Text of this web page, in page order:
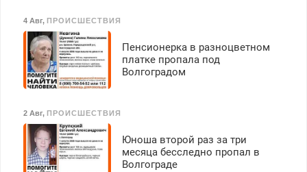
4 Авг, ПРОИСШЕСТВИЯ
Пенсионерка в разноцветном
платке пропала под
Волгоградом
2 Авг, ПРОИСШЕСТВИЯ
Юноша второй раз за три
месяца бесследно пропал в
Волгограде